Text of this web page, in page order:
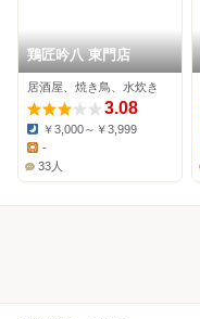
鶏匠吟八 東門店
居酒屋、焼き鳥、水炊き
3.08
Dinner:
￥3,000～￥3,999
Lunch:
-
33人